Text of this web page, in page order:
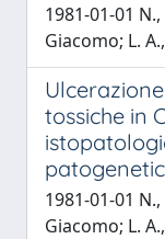
1981-01-01
Giacomo; L.
tossiche in
1981-01-01
Giacomo; L.